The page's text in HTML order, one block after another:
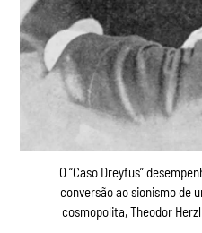
O “Caso Dreyfus”
conversão ao sionismo de
cosmopolita, Theodor